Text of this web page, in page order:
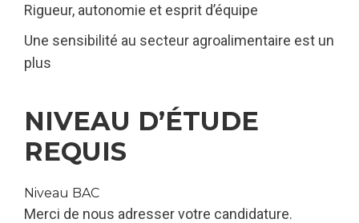
Rigueur, autonomie et esprit d’équipe
Une sensibilité au secteur agroalimentaire est un
plus
NIVEAU D’ÉTUDE
REQUIS
Niveau BAC
Merci de nous adresser votre candidature.